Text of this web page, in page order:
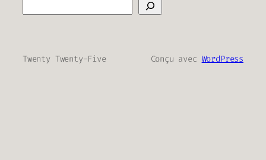
Twenty Twenty-Five Conçu avec WordPress